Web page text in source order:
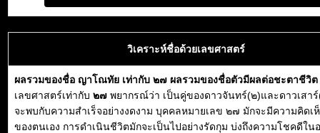
วิเคราะห์ชื่อด้วยเลขศาสตร์
ผลรวมของชื่อ ญาโณทัย เท่ากับ ๒๗ ผลรวมของชื่อตัวมีผลต่อชะตาชีวิ
เลขศาสตร์เท่ากับ ๒๗ พยากรณ์ว่า เป็นคู่ของดาวจันทร์(๒)และดาวเสา
จะพบกับความสำเร็จอย่างงดงาม บุคคลหมายเลข ๒๗ มักจะมีความคิดเ
ของตนเอง การดำเนินชีวิตมักจะเป็นไปอย่างรัดกุม บ่งถึงความโชคดีใน